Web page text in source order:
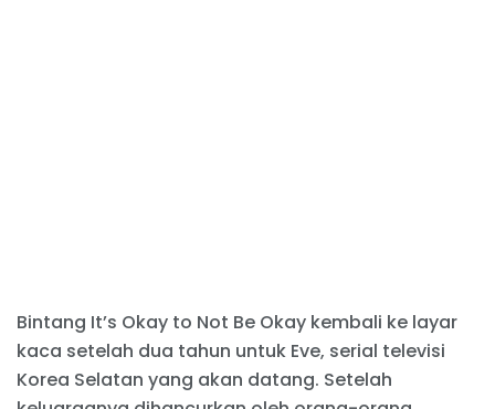
Bintang It’s Okay to Not Be Okay kembali ke layar
kaca setelah dua tahun untuk Eve, serial televisi
Korea Selatan yang akan datang. Setelah